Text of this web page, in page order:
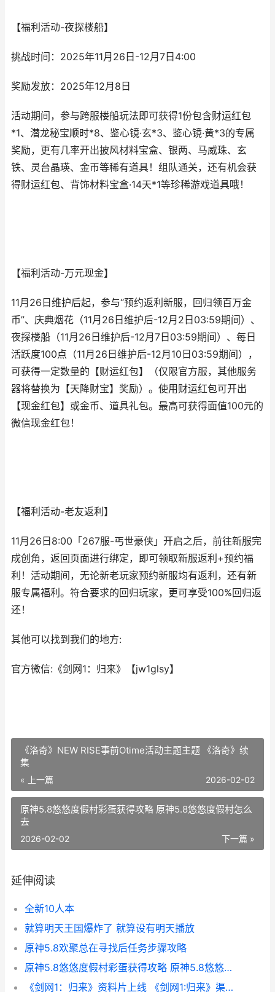
【福利活动-夜探楼船】
挑战时间：2025年11月26日-12月7日4:00
奖励发放：2025年12月8日
活动期间，参与跨服楼船玩法即可获得1份包含财运红包
*1、潜龙秘宝顺时*8、鉴心镜·玄*3、鉴心镜·黄*3的专属
奖励，更有几率开出披风材料宝盒、银两、马威珠、玄
铁、灵台晶瑛、金币等稀有道具！组队通关，还有机会获
得财运红包、背饰材料宝盒·14天*1等珍稀游戏道具哦！
【福利活动-万元现金】
11月26日维护后起，参与“预约返利新服，回归领百万金
币”、庆典烟花（11月26日维护后-12月2日03:59期间）、
夜探楼船（11月26日维护后-12月7日03:59期间）、每日
活跃度100点（11月26日维护后-12月10日03:59期间），
可获得一定数量的【财运红包】（仅限官方服，其他服务
器将替换为【天降财宝】奖励）。使用财运红包可开出
【现金红包】或金币、道具礼包。最高可获得面值100元的
微信现金红包！
【福利活动-老友返利】
11月26日8:00「267服-丐世豪侠」开启之后，前往新服完
成创角，返回页面进行绑定，即可领取新服返利+预约福
利！活动期间，无论新老玩家预约新服均有返利，还有新
服专属福利。符合要求的回归玩家，更可享受100%回归返
还！
其他可以找到我们的地方:
官方微信:《剑网1：归来》【jw1glsy】
《洛奇》NEW RISE事前Otime活动主题主题 《洛奇》续
集
« 上一篇 2026-02-02
原神5.8悠悠度假村彩蛋获得攻略 原神5.8悠悠度假村怎么
去
下一篇 »
2026-02-02
延伸阅读
全新10人本
就算明天王国爆炸了 就算设有明天播放
原神5.8欢聚总在寻找后任务步骤攻略
原神5.8悠悠度假村彩蛋获得攻略 原神5.8悠悠度假村怎么去
《剑网1：归来》资料片上线 《剑网1:归来》渠道版本